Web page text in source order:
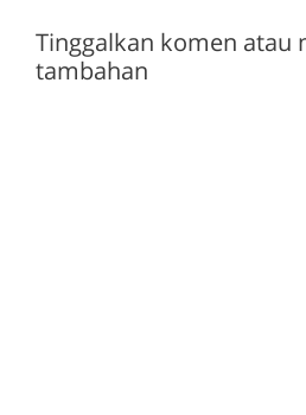
Tinggalkan komen atau
tambahan